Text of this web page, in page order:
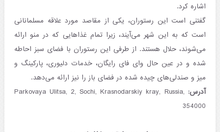
اشاره کرد.
گفتنی است این رستوران، یکی از مقاصد مورد علاقه مسلمانانی
است که به این شهر می‌آیند، زیرا تمام غذاهایی که در منو ارائه
می‌شوند، حلال هستند. از طرفی این رستوران با فضای سبز احاطه
شده و در عین حال وای فای رایگان، خدمات دلیوری، پارکینگ و
میز و صندلی‌های چیده شده در فضای باز را نیز ارائه می‌دهد.
آدرس: Parkovaya Ulitsa, 2, Sochi, Krasnodarskiy kray, Russia,
354000